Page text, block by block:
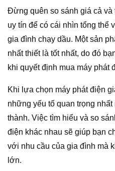
Đừng quên so sánh giá cả và
uy tín để có cái nhìn tổng thể
gia đình chạy dầu. Một sản
nhất thiết là tốt nhất, do đó
khi quyết định mua máy phát
Khi lựa chọn máy phát điện
những yếu tố quan trọng
thành. Việc tìm hiểu và so
điện khác nhau sẽ giúp bạn
với nhu cầu của gia đình mà
lớn.